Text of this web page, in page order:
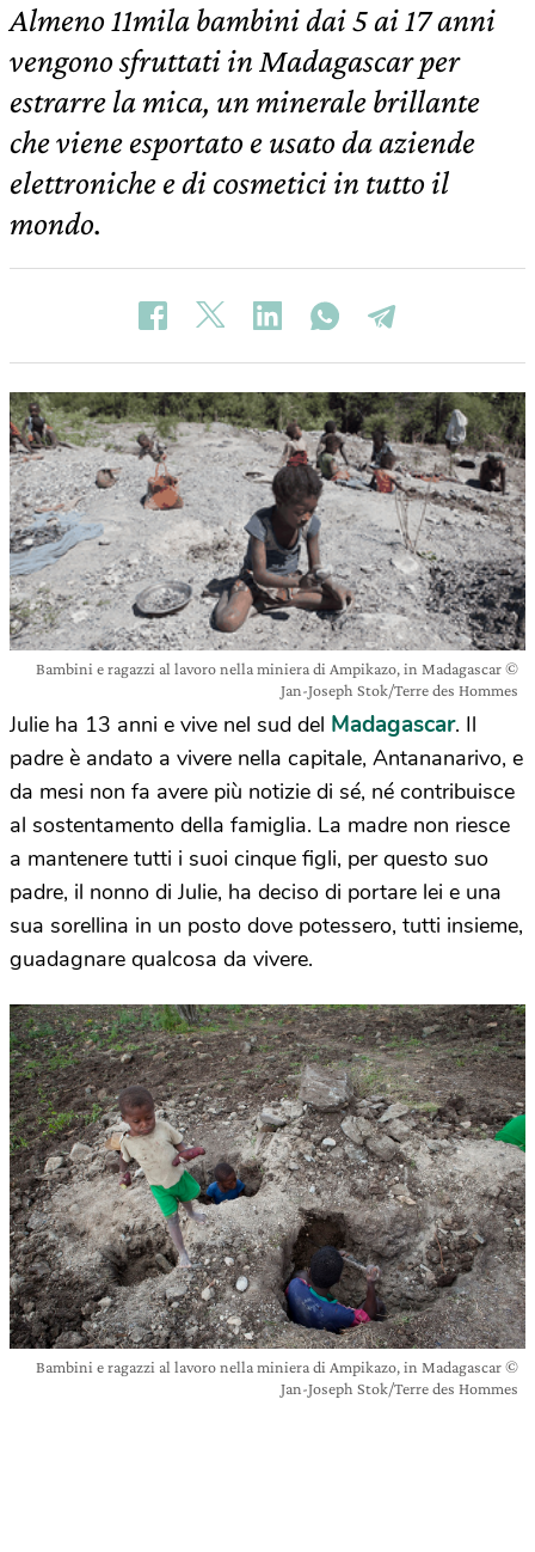
Almeno 11mila bambini dai 5 ai 17 anni
vengono sfruttati in Madagascar per
estrarre la mica, un minerale brillante
che viene esportato e usato da aziende
elettroniche e di cosmetici in tutto il
mondo.
Bambini e ragazzi al lavoro nella miniera di Ampikazo, in Madagascar ©
Jan-Joseph Stok/Terre des Hommes
Julie ha 13 anni e vive nel sud del Madagascar. Il
padre è andato a vivere nella capitale, Antananarivo, e
da mesi non fa avere più notizie di sé, né contribuisce
al sostentamento della famiglia. La madre non riesce
a mantenere tutti i suoi cinque figli, per questo suo
padre, il nonno di Julie, ha deciso di portare lei e una
sua sorellina in un posto dove potessero, tutti insieme,
guadagnare qualcosa da vivere.
Bambini e ragazzi al lavoro nella miniera di Ampikazo, in Madagascar ©
Jan-Joseph Stok/Terre des Hommes